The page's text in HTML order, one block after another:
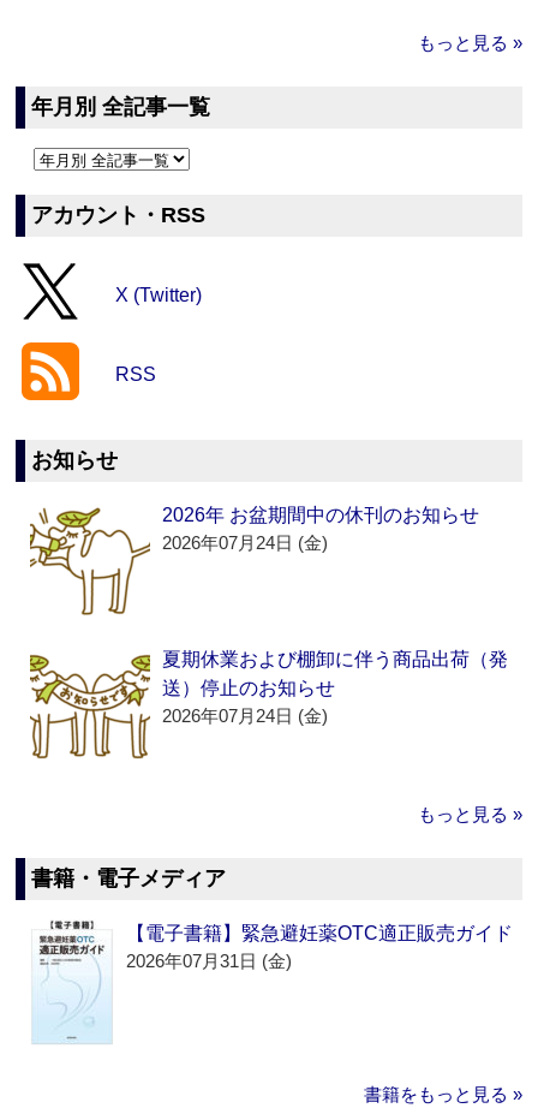
もっと見る »
年月別 全記事一覧
アカウント・RSS
X (Twitter)
RSS
お知らせ
2026年 お盆期間中の休刊のお知らせ
2026年07月24日 (金)
夏期休業および棚卸に伴う商品出荷（発
送）停止のお知らせ
2026年07月24日 (金)
もっと見る »
書籍・電子メディア
【電子書籍】緊急避妊薬OTC適正販売ガイド
2026年07月31日 (金)
書籍をもっと見る »